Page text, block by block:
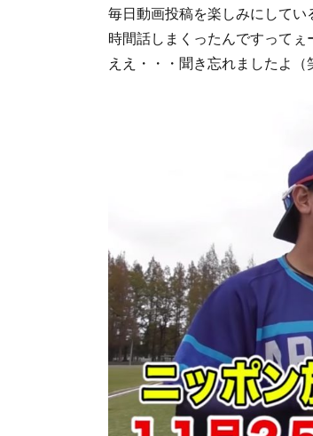
毎日動画投稿を楽しみにしてい
時間話しまくったんですってぇ
ええ・・・聞き忘れましたよ（